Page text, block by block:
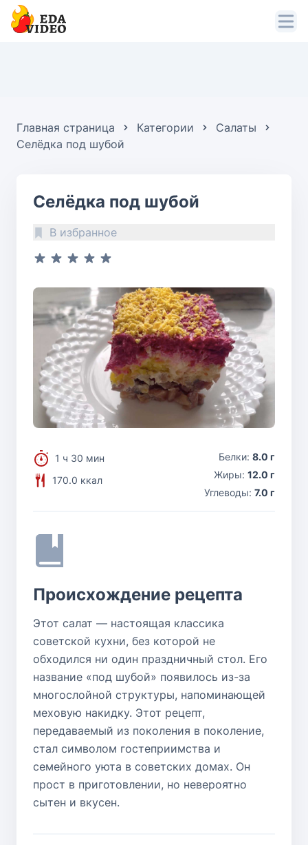
Главная страница Категории
Салаты
Селёдка под шубой
Селёдка под шубой
В избранное
1 ч 30 мин
170.0 ккал
Белки: 8.0 г
Жиры: 12.0 г
Углеводы: 7.0 г
Происхождение рецепта
Этот салат — настоящая классика
советской кухни, без которой не
обходился ни один праздничный стол. Его
название «под шубой» появилось из-за
многослойной структуры, напоминающей
меховую накидку. Этот рецепт,
передаваемый из поколения в поколение,
стал символом гостеприимства и
семейного уюта в советских домах. Он
прост в приготовлении, но невероятно
сытен и вкусен.